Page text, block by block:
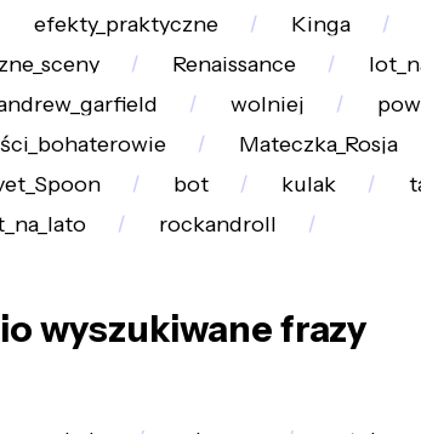
efekty_praktyczne
Kinga
Renaissance
wolniej
Mateczka_Rosja
bot kulak
rockandroll
wyszukiwane frazy